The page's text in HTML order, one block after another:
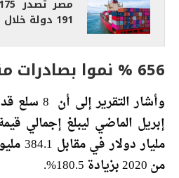
191 دولة خلال أسبوع
656 % نموا بصادرات منتجات البترول
وأشار
مليار
من 2020 بزيادة 180.5%.